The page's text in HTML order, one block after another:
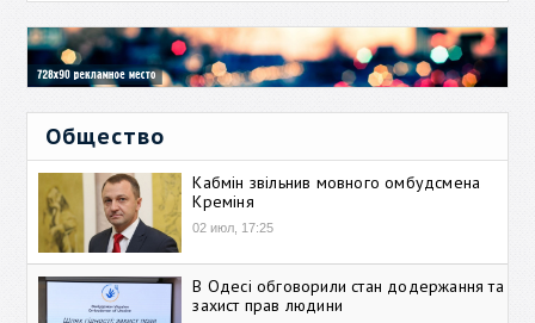
Общество
Кабмін звільнив мовного омбудсмена
Креміня
02 июл, 17:25
В Одесі обговорили стан додержання та
захист прав людини